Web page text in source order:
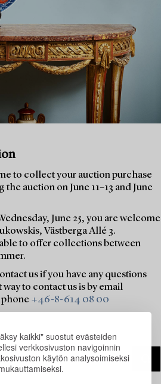
kaikki" suostut evästeiden
verkkosivuston navigoinnin
käytön analysoimiseksi
to collect your auction purchase
auction on June 11–13 and June
June 25, you are welcome
Västberga Allé 3.
to offer collections between
us if you have any questions
to contact us is by email
phone +46-8-614 08 00